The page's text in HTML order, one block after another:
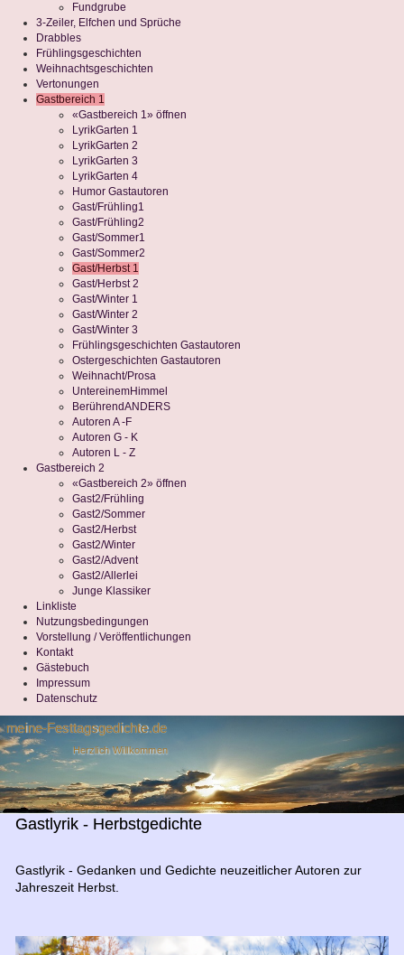
Fundgrube
3-Zeiler, Elfchen und Sprüche
Drabbles
Frühlingsgeschichten
Weihnachtsgeschichten
Vertonungen
Gastbereich 1
«Gastbereich 1» öffnen
LyrikGarten 1
LyrikGarten 2
LyrikGarten 3
LyrikGarten 4
Humor Gastautoren
Gast/Frühling1
Gast/Frühling2
Gast/Sommer1
Gast/Sommer2
Gast/Herbst 1
Gast/Herbst 2
Gast/Winter 1
Gast/Winter 2
Gast/Winter 3
Frühlingsgeschichten Gastautoren
Ostergeschichten Gastautoren
Weihnacht/Prosa
UntereinemHimmel
BerührendANDERS
Autoren A -F
Autoren G - K
Autoren L - Z
Gastbereich 2
«Gastbereich 2» öffnen
Gast2/Frühling
Gast2/Sommer
Gast2/Herbst
Gast2/Winter
Gast2/Advent
Gast2/Allerlei
Junge Klassiker
Linkliste
Nutzungsbedingungen
Vorstellung / Veröffentlichungen
Kontakt
Gästebuch
Impressum
Datenschutz
meine-Festtagsgedichte.de
Herzlich Willkommen
Gastlyrik - Herbstgedichte
Gastlyrik - Gedanken und Gedichte neuzeitlicher Autoren zur
Jahreszeit Herbst.